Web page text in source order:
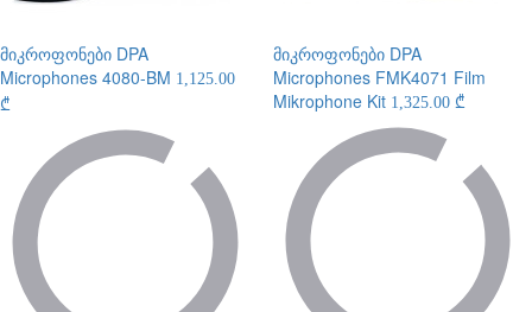
მიკროფონები DPA
Microphones 4080-BM 1,125.00
₾
მიკროფონები DPA
Microphones FMK4071 Film
Mikrophone Kit 1,325.00 ₾